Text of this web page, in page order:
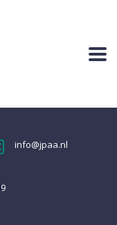
info@jpaa.nl